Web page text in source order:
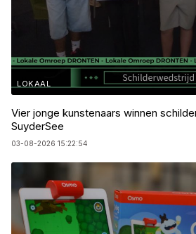
LOKAAL
Vier jonge kunstenaars winnen
SuyderSee
03-08-2026 15:22:54